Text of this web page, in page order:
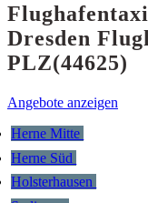
Dresden
PLZ(44625)
Angebote anzeigen
Herne Mitte
Herne Süd
Holsterhausen